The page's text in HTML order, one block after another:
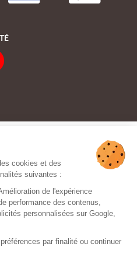
cookies et des
suivantes :
de l'expérience
performance des contenus,
personnalisées sur Google,
par finalité ou continuer
DE